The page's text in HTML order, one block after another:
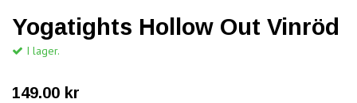
Yogatights Hollow Out Vinröd
I lager.
149.00 kr